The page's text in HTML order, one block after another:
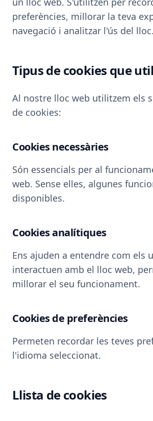
preferències, millorar la teva
navegació i analitzar l'ús del lloc.
Tipus de cookies que
Al nostre lloc web utilitzem els
de cookies:
Cookies necessàries
Són essencials per al
web. Sense elles, algunes
disponibles.
Cookies analítiques
Ens ajuden a entendre com els
interactuen amb el lloc web,
millorar el seu funcionament.
Cookies de preferències
Permeten recordar les teves
l'idioma seleccionat.
Llista de cookies